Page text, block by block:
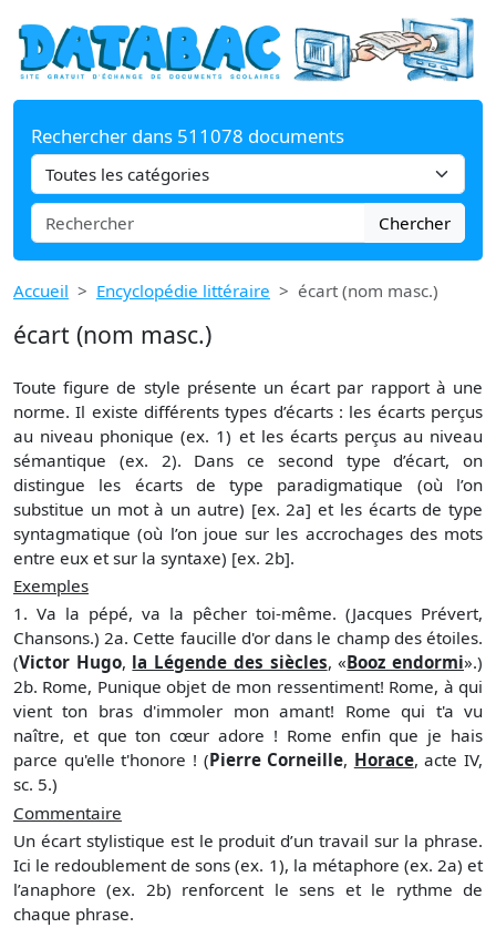
Rechercher dans 511078 documents
Chercher
Accueil Encyclopédie littéraire écart (nom masc.)
écart (nom masc.)
Toute figure de style présente un écart par rapport à une
norme. Il existe différents types d’écarts : les écarts perçus
au niveau phonique (ex. 1) et les écarts perçus au niveau
sémantique (ex. 2). Dans ce second type d’écart, on
distingue les écarts de type paradigmatique (où l’on
substitue un mot à un autre) [ex. 2a] et les écarts de type
syntagmatique (où l’on joue sur les accrochages des mots
entre eux et sur la syntaxe) [ex. 2b].
Exemples
1. Va la pépé, va la pêcher toi-même. (Jacques Prévert,
Chansons.) 2a. Cette faucille d'or dans le champ des étoiles.
(Victor Hugo, la Légende des siècles, «Booz endormi».)
2b. Rome, Punique objet de mon ressentiment! Rome, à qui
vient ton bras d'immoler mon amant! Rome qui t'a vu
naître, et que ton cœur adore ! Rome enfin que je hais
parce qu'elle t'honore ! (Pierre Corneille, Horace, acte IV,
sc. 5.)
Commentaire
Un écart stylistique est le produit d’un travail sur la phrase.
Ici le redoublement de sons (ex. 1), la métaphore (ex. 2a) et
l’anaphore (ex. 2b) renforcent le sens et le rythme de
chaque phrase.